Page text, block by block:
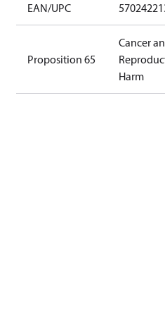
EAN/UPC
Proposition 65
Cancer
Harm